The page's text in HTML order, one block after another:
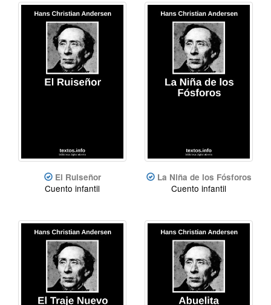
El Ruiseñor
Cuento infantil
La Niña de los Fósforos
Cuento infantil